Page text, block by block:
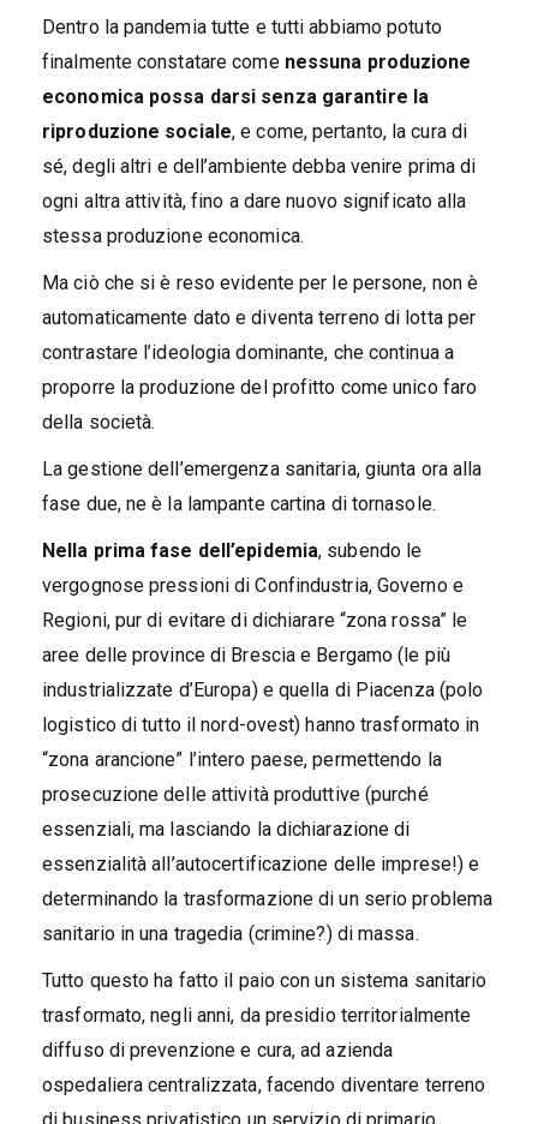
Dentro la pandemia tutte e tutti abbiamo potuto
finalmente constatare come nessuna produzione
economica possa darsi senza garantire la
riproduzione sociale, e come, pertanto, la cura di
sé, degli altri e dell’ambiente debba venire prima di
ogni altra attività, fino a dare nuovo significato alla
stessa produzione economica.
Ma ciò che si è reso evidente per le persone, non è
automaticamente dato e diventa terreno di lotta per
contrastare l’ideologia dominante, che continua a
proporre la produzione del profitto come unico faro
della società.
La gestione dell’emergenza sanitaria, giunta ora alla
fase due, ne è la lampante cartina di tornasole.
Nella prima fase dell’epidemia, subendo le
vergognose pressioni di Confindustria, Governo e
Regioni, pur di evitare di dichiarare “zona rossa” le
aree delle province di Brescia e Bergamo (le più
industrializzate d’Europa) e quella di Piacenza (polo
logistico di tutto il nord-ovest) hanno trasformato in
“zona arancione” l’intero paese, permettendo la
prosecuzione delle attività produttive (purché
essenziali, ma lasciando la dichiarazione di
essenzialità all’autocertificazione delle imprese!) e
determinando la trasformazione di un serio problema
sanitario in una tragedia (crimine?) di massa.
Tutto questo ha fatto il paio con un sistema sanitario
trasformato, negli anni, da presidio territorialmente
diffuso di prevenzione e cura, ad azienda
ospedaliera centralizzata, facendo diventare terreno
di business privatistico un servizio di primario